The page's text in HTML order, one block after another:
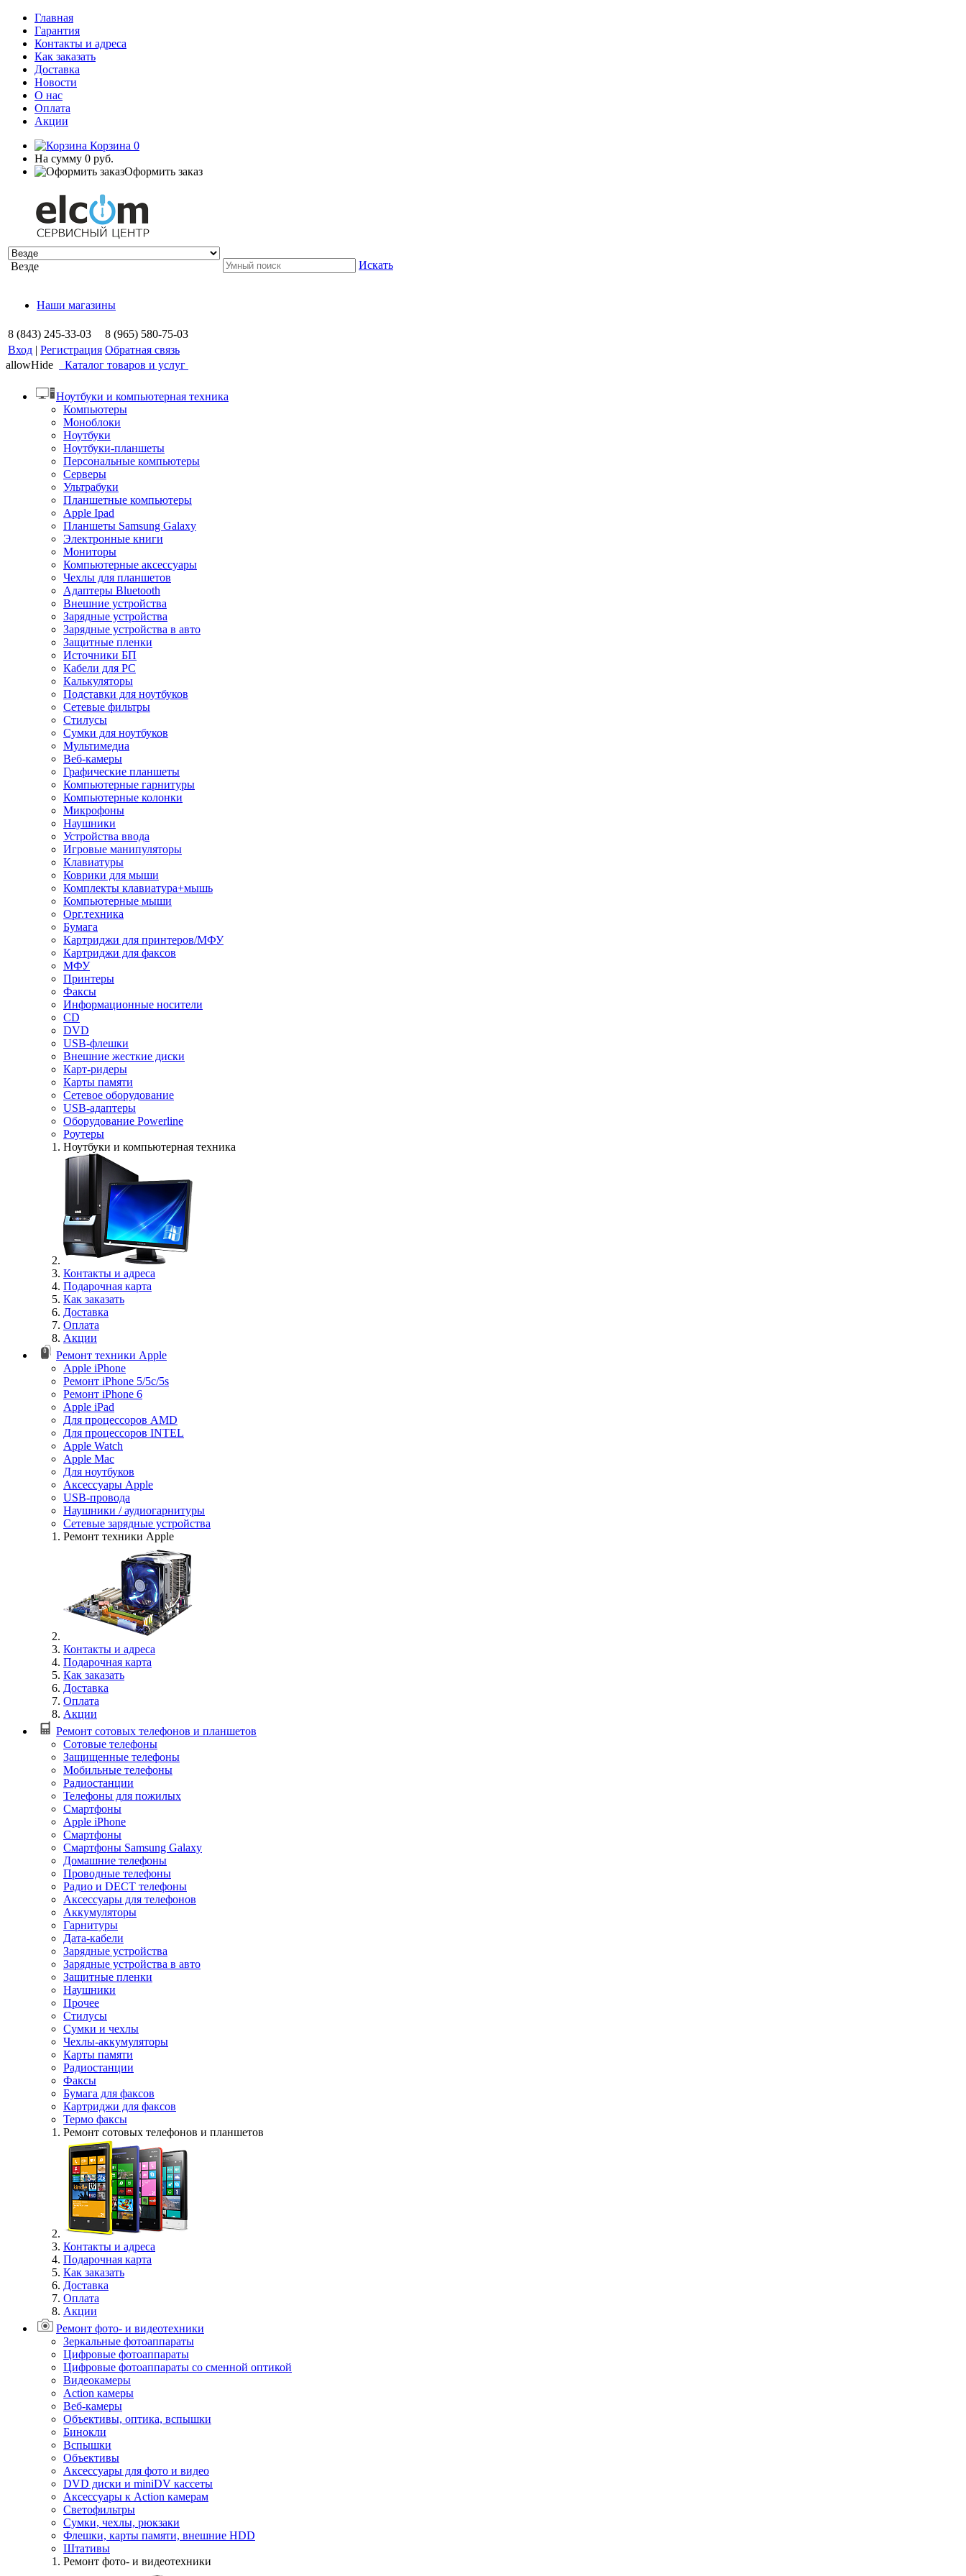
Главная
Гарантия
Контакты и адреса
Как заказать
Доставка
Новости
О нас
Оплата
Акции
Корзина 0
На сумму 0 руб.
Оформить заказ
Везде Искать
Наши магазины
8 (843) 245-33-03
8 (965) 580-75-03
Вход | Регистрация Обратная связь
allowHide
Каталог товаров и услуг
Ноутбуки и компьютерная техника
Компьютеры
Моноблоки
Ноутбуки
Ноутбуки-планшеты
Персональные компьютеры
Серверы
Ультрабуки
Планшетные компьютеры
Apple Ipad
Планшеты Samsung Galaxy
Электронные книги
Мониторы
Компьютерные аксессуары
Чехлы для планшетов
Адаптеры Bluetooth
Внешние устройства
Зарядные устройства
Зарядные устройства в авто
Защитные пленки
Источники БП
Кабели для PC
Калькуляторы
Подставки для ноутбуков
Сетевые фильтры
Стилусы
Сумки для ноутбуков
Мультимедиа
Веб-камеры
Графические планшеты
Компьютерные гарнитуры
Компьютерные колонки
Микрофоны
Наушники
Устройства ввода
Игровые манипуляторы
Клавиатуры
Коврики для мыши
Комплекты клавиатура+мышь
Компьютерные мыши
Орг.техника
Бумага
Картриджи для принтеров/МФУ
Картриджи для факсов
МФУ
Принтеры
Факсы
Информационные носители
CD
DVD
USB-флешки
Внешние жесткие диски
Карт-ридеры
Карты памяти
Сетевое оборудование
USB-адаптеры
Оборудование Powerline
Роутеры
Ноутбуки и компьютерная техника
Контакты и адреса
Подарочная карта
Как заказать
Доставка
Оплата
Акции
Ремонт техники Apple
Apple iPhone
Ремонт iPhone 5/5c/5s
Ремонт iPhone 6
Apple iPad
Для процессоров AMD
Для процессоров INTEL
Apple Watch
Apple Mac
Для ноутбуков
Аксессуары Apple
USB-провода
Наушники / аудиогарнитуры
Сетевые зарядные устройства
Ремонт техники Apple
Контакты и адреса
Подарочная карта
Как заказать
Доставка
Оплата
Акции
Ремонт сотовых телефонов и планшетов
Сотовые телефоны
Защищенные телефоны
Мобильные телефоны
Радиостанции
Телефоны для пожилых
Смартфоны
Apple iPhone
Смартфоны
Смартфоны Samsung Galaxy
Домашние телефоны
Проводные телефоны
Радио и DECT телефоны
Аксессуары для телефонов
Аккумуляторы
Гарнитуры
Дата-кабели
Зарядные устройства
Зарядные устройства в авто
Защитные пленки
Наушники
Прочее
Стилусы
Сумки и чехлы
Чехлы-аккумуляторы
Карты памяти
Радиостанции
Факсы
Бумага для факсов
Картриджи для факсов
Термо факсы
Ремонт сотовых телефонов и планшетов
Контакты и адреса
Подарочная карта
Как заказать
Доставка
Оплата
Акции
Ремонт фото- и видеотехники
Зеркальные фотоаппараты
Цифровые фотоаппараты
Цифровые фотоаппараты со сменной оптикой
Видеокамеры
Action камеры
Веб-камеры
Объективы, оптика, вспышки
Бинокли
Вспышки
Объективы
Аксессуары для фото и видео
DVD диски и miniDV кассеты
Аксессуары к Action камерам
Светофильтры
Сумки, чехлы, рюкзаки
Флешки, карты памяти, внешние HDD
Штативы
Ремонт фото- и видеотехники